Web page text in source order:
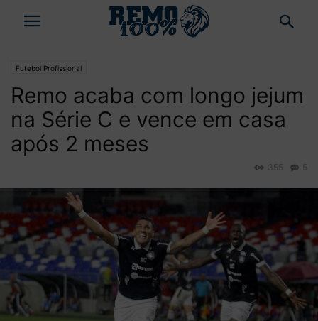
Futebol Profissional
Remo acaba com longo jejum
na Série C e vence em casa
após 2 meses
5
355